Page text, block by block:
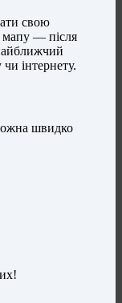
свою
мапу — після
чи інтернету.
швидко